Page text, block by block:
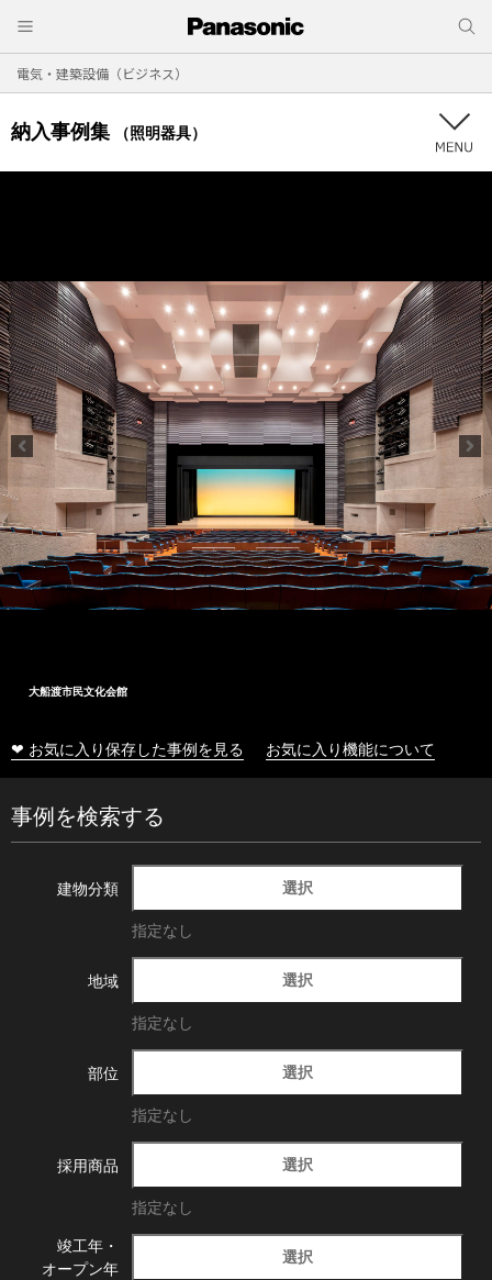
電気・建築設備（ビジネス）
納入事例集 （照明器具）
大船渡市民文化会館
❤ お気に入り保存した事例を見る お気に入り機能について
事例を検索する
建物分類 選択
指定なし
地域 選択
指定なし
部位 選択
指定なし
採用商品 選択
指定なし
竣工年・
オープン年
選択